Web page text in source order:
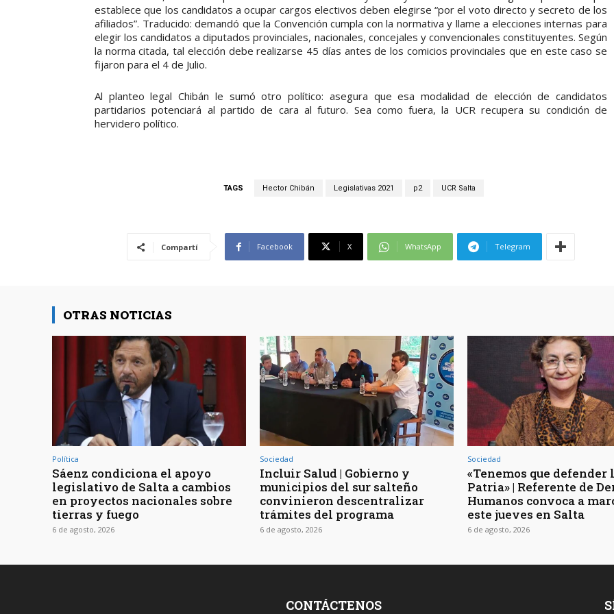
establece que los candidatos a ocupar cargos electivos deben elegirse “por el voto directo y secreto de los
afiliados”. Traducido: demandó que la Convención cumpla con la normativa y llame a elecciones internas para
elegir los candidatos a diputados provinciales, nacionales, concejales y convencionales constituyentes. Según
la norma citada, tal elección debe realizarse 45 días antes de los comicios provinciales que en este caso se
fijaron para el 4 de Julio.
Al planteo legal Chibán le sumó otro político: asegura que esa modalidad de elección de candidatos
partidarios potenciará al partido de cara al futuro. Sea como fuera, la UCR recupera su condición de
hervidero político.
TAGS Hector Chibán Legislativas 2021 p2 UCR Salta
Compartí Facebook X WhatsApp Telegram
OTRAS NOTICIAS
Política
Sáenz condiciona el apoyo
legislativo de Salta a cambios
en proyectos nacionales sobre
tierras y fuego
6 de agosto, 2026
Sociedad
Incluir Salud | Gobierno y
municipios del sur salteño
convinieron descentralizar
trámites del programa
6 de agosto, 2026
Sociedad
«Tenemos que defender
Patria» | Referente de
Humanos convoca a
este jueves en Salta
6 de agosto, 2026
CONTÁCTENOS